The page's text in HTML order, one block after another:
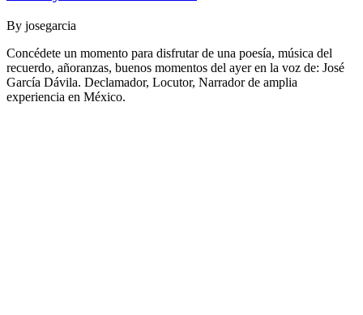
By josegarcia
Concédete un momento para disfrutar de una poesía, música del
recuerdo, añoranzas, buenos momentos del ayer en la voz de: José
García Dávila. Declamador, Locutor, Narrador de amplia
experiencia en México.